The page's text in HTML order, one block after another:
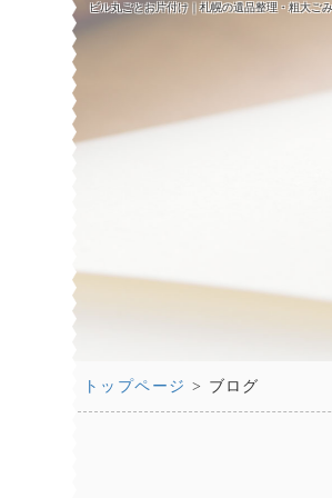
ビル丸ごとお片付け｜札幌の遺品整理・粗大ご
トップページ > ブログ